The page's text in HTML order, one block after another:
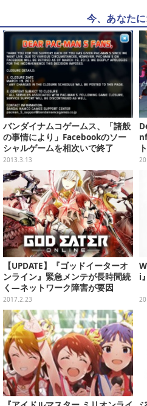
今、あなた
バンダイナムコゲームス、「諸般
の事情により」Facebookのソー
シャルゲームを相次いで終了
2013.3.13
【UPDATE】『ゴッドイーターオ
ンライン』緊急メンテが長時間続
く―ネットワーク障害が要因
2017.2.23
i